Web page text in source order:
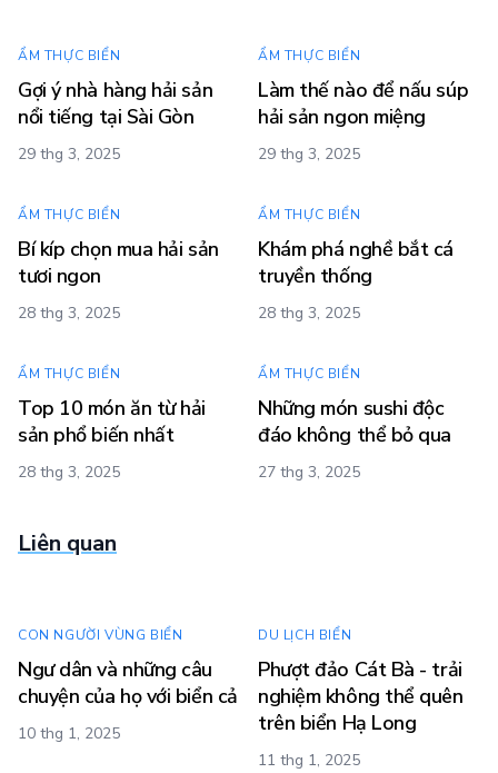
ẨM THỰC BIỂN
Gợi ý nhà hàng hải sản
nổi tiếng tại Sài Gòn
29 thg 3, 2025
ẨM THỰC BIỂN
Làm thế nào để nấu súp
hải sản ngon miệng
29 thg 3, 2025
ẨM THỰC BIỂN
Bí kíp chọn mua hải sản
tươi ngon
28 thg 3, 2025
ẨM THỰC BIỂN
Khám phá nghề bắt cá
truyền thống
28 thg 3, 2025
ẨM THỰC BIỂN
Top 10 món ăn từ hải
sản phổ biến nhất
28 thg 3, 2025
ẨM THỰC BIỂN
Những món sushi độc
đáo không thể bỏ qua
27 thg 3, 2025
Liên quan
CON NGƯỜI VÙNG BIỂN
Ngư dân và những câu
chuyện của họ với biển cả
10 thg 1, 2025
DU LỊCH BIỂN
Phượt đảo Cát Bà - trải
nghiệm không thể quên
trên biển Hạ Long
11 thg 1, 2025